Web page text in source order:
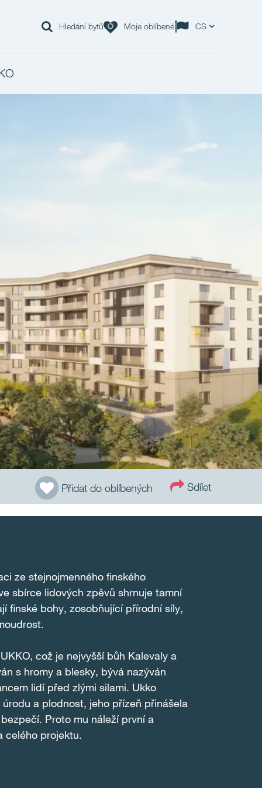
Hledání bytů Moje oblíbené CS
Přidat do oblíbených Sdílet
ze stejnojmenného finského
sbírce lidových zpěvů shrnuje tamní
finské bohy, zosobňující přírodní síly,
což je nejvyšší bůh Kalevaly a
s hromy a blesky, bývá nazýván
lidí před zlými silami. Ukko
a plodnost, jeho přízeň přinášela
Proto mu náleží první a
celého projektu.